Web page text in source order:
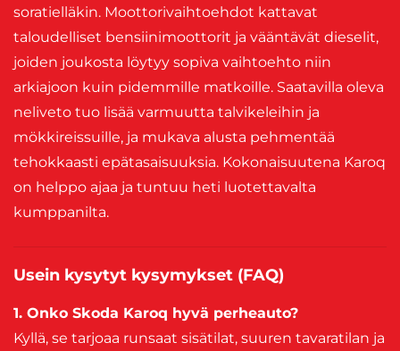
soratielläkin. Moottorivaihtoehdot kattavat
taloudelliset bensiinimoottorit ja vääntävät dieselit,
joiden joukosta löytyy sopiva vaihtoehto niin
arkiajoon kuin pidemmille matkoille. Saatavilla oleva
neliveto tuo lisää varmuutta talvikeleihin ja
mökkireissuille, ja mukava alusta pehmentää
tehokkaasti epätasaisuuksia. Kokonaisuutena Karoq
on helppo ajaa ja tuntuu heti luotettavalta
kumppanilta.
Usein kysytyt kysymykset (FAQ)
1. Onko Skoda Karoq hyvä perheauto?
Kyllä, se tarjoaa runsaat sisätilat, suuren tavaratilan ja